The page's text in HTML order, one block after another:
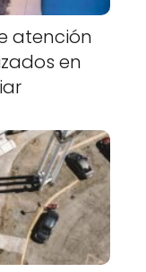
atención
en